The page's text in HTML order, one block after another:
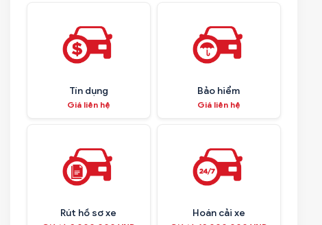
Tín dụng
Giá liên hệ
Bảo hiểm
Giá liên hệ
Rút hồ sơ xe Hoán cải xe